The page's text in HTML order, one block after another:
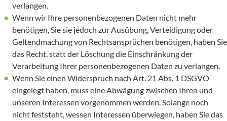
verlangen.
Wenn wir Ihre personenbezogenen Daten nicht mehr
benötigen, Sie sie jedoch zur Ausübung, Verteidigung oder
Geltendmachung von Rechtsansprüchen benötigen, haben Sie
das Recht, statt der Löschung die Einschränkung der
Verarbeitung Ihrer personenbezogenen Daten zu verlangen.
Wenn Sie einen Widerspruch nach Art. 21 Abs. 1 DSGVO
eingelegt haben, muss eine Abwägung zwischen Ihren und
unseren Interessen vorgenommen werden. Solange noch
nicht feststeht, wessen Interessen überwiegen, haben Sie das